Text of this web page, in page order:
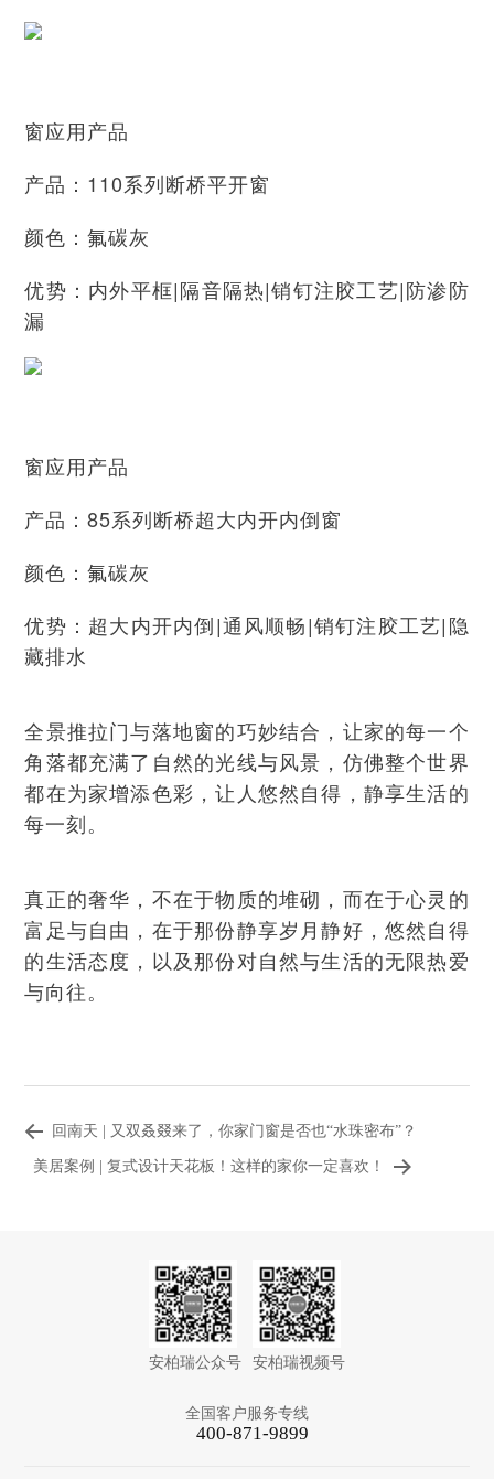
窗应用产品
产品：110系列断桥平开窗
颜色：氟碳灰
优势：内外平框|隔音隔热|销钉注胶工艺|防渗防
漏
窗应用产品
产品：85系列断桥超大内开内倒窗
颜色：氟碳灰
优势：超大内开内倒|通风顺畅|销钉注胶工艺|隐
藏排水
全景推拉门与落地窗的巧妙结合，让家的每一个
角落都充满了自然的光线与风景，仿佛整个世界
都在为家增添色彩，让人悠然自得，静享生活的
每一刻。
真正的奢华，不在于物质的堆砌，而在于心灵的
富足与自由，在于那份静享岁月静好，悠然自得
的生活态度，以及那份对自然与生活的无限热爱
与向往。
回南天 | 又双叒叕来了，你家门窗是否也“水珠密布”？
美居案例 | 复式设计天花板！这样的家你一定喜欢！
安柏瑞公众号 安柏瑞视频号
全国客户服务专线
400-871-9899